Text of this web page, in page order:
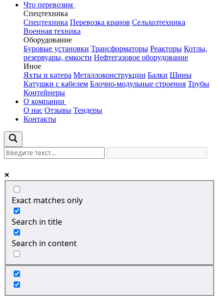
Что перевозим
Спецтехника
Спецтехника Перевозка кранов Сельхозтехника
Военная техника
Оборудование
Буровые установки Трансформаторы Реакторы Котлы,
резервуары, емкости Нефтегазовое оборудование
Иное
Яхты и катера Металлоконструкции Балки Шины
Катушки с кабелем Блочно-модульные строения Трубы
Контейнеры
О компании
О нас Отзывы Тендеры
Контакты
Exact matches only
Search in title
Search in content